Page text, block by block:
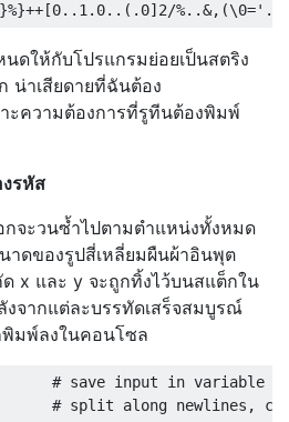
ดให้กับโปรแกรมย่อยเป็นสตริง
น่าเสียดายที่ฉันต้อง
าะความต้องการที่รูทีนต้องพิมพ์
รหัส
จะวนซ้ำไปตามตำแหน่งทั้งหมด
าดของรูปสี่เหลี่ยมผืนผ้าอินพุต
x และ y จะถูกทิ้งไว้บนสแต็กใน
งจากแต่ละบรรทัดเสร็จสมบูรณ์
มพ์ลงในคอนโซล
# save input in variable ^
# split along newlines,